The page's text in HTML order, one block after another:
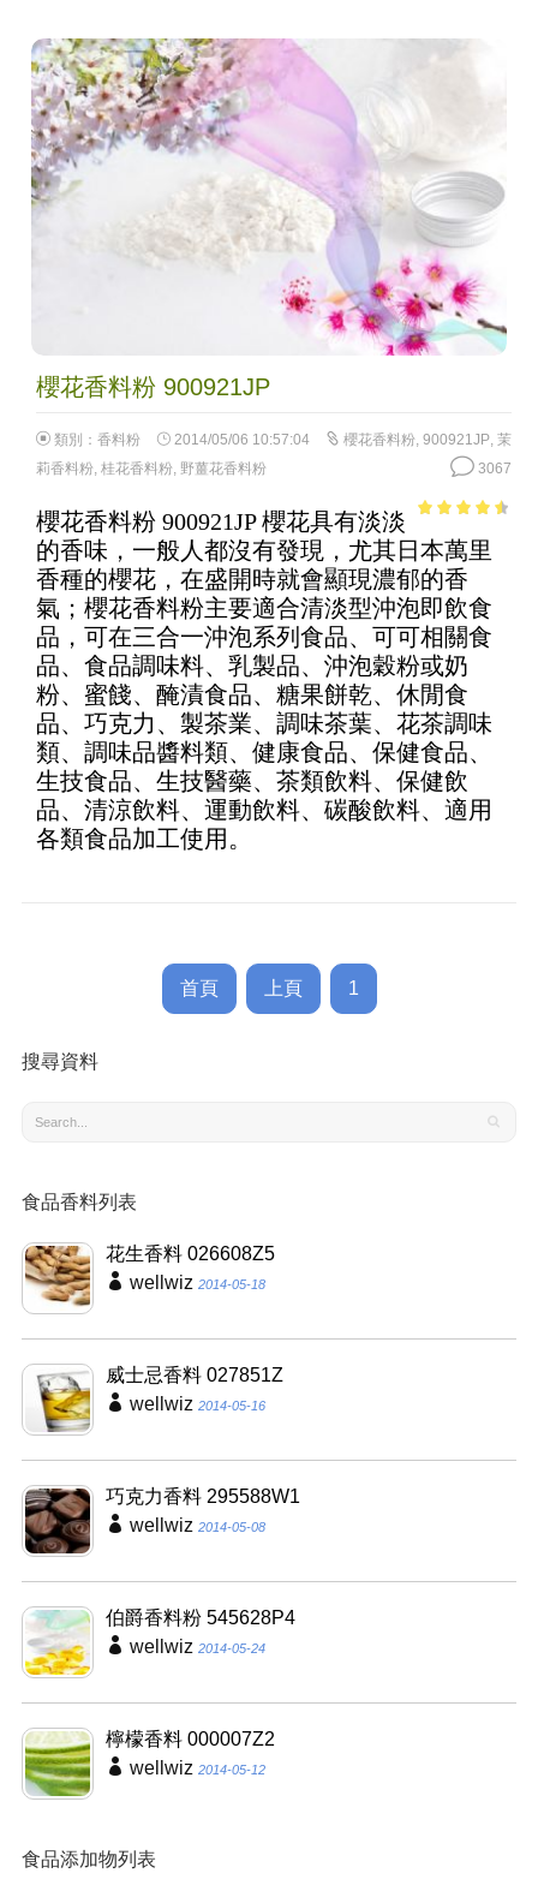
櫻花香料粉 900921JP
類別： 香料粉 2014/05/06 10:57:04 櫻花香料粉, 900921JP, 茉
莉香料粉, 桂花香料粉, 野薑花香料粉 3067
of 5
櫻花香料粉 900921JP 櫻花具有淡淡
的香味，一般人都沒有發現，尤其日本萬里
香種的櫻花，在盛開時就會顯現濃郁的香
氣；櫻花香料粉主要適合清淡型沖泡即飲食
品，可在三合一沖泡系列食品、可可相關食
品、食品調味料、乳製品、沖泡穀粉或奶
粉、蜜餞、醃漬食品、糖果餅乾、休閒食
品、巧克力、製茶業、調味茶葉、花茶調味
類、調味品醬料類、健康食品、保健食品、
生技食品、生技醫藥、茶類飲料、保健飲
品、清涼飲料、運動飲料、碳酸飲料、適用
各類食品加工使用。
首頁 上頁 1
搜尋資料
食品香料列表
花生香料 026608Z5
wellwiz 2014-05-18
威士忌香料 027851Z
wellwiz 2014-05-16
巧克力香料 295588W1
wellwiz 2014-05-08
伯爵香料粉 545628P4
wellwiz 2014-05-24
檸檬香料 000007Z2
wellwiz 2014-05-12
食品添加物列表